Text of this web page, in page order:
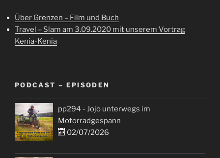
Über Grenzen – Film und Buch
Travel – Slam am 3.09.2020 mit unserem Vortrag
Kenia-Kenia
PODCAST – EPISODEN
pp294 - Jojo unterwegs im
Motorradgespann
02/07/2026